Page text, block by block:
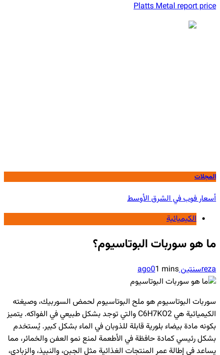
Platts Metal report price
المجلات
أسعار فوب في الشرق الأوسط
الكيميائية
ما هو سوربات البوتاسيوم؟
rezaسنتين ago 01 mins
سوربات البوتاسيوم هو ملح البوتاسيوم لحمض السوربيك، وصيغته
الكيميائية هي C6​H7​KO2​ والتي توجد بشكل طبيعي في الفواكه. يتميز
بكونه مادة بيضاء بلورية قابلة للذوبان في الماء بشكل كبير. يُستخدم
بشكل رئيسي كمادة حافظة في الأطعمة لمنع نمو العفن والخمائر، مما
يساعد في إطالة عمر المنتجات الغذائية مثل الجبن، والنبيذ، والزبادي،